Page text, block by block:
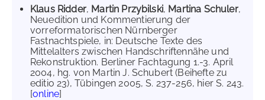
Klaus Ridder, Martin Przybilski, Martina Schuler,
Neuedition und Kommentierung der
vorreformatorischen Nürnberger
Fastnachtspiele, in: Deutsche Texte des
Mittelalters zwischen Handschriftennähe und
Rekonstruktion. Berliner Fachtagung 1.-3. April
2004, hg. von Martin J. Schubert (Beihefte zu
editio 23), Tübingen 2005, S. 237-256, hier S. 243.
[online]